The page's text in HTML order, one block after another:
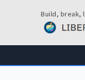
Build, break,